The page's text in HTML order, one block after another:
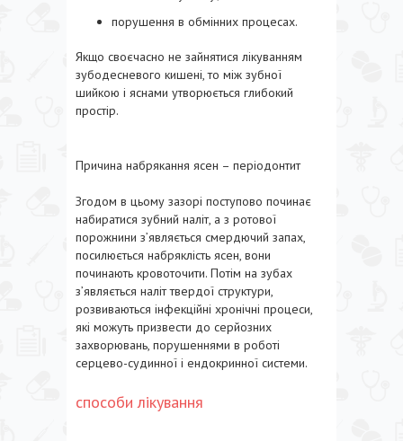
порушення в обмінних процесах.
Якщо своєчасно не зайнятися лікуванням
зубодесневого кишені, то між зубної
шийкою і яснами утворюється глибокий
простір.
Причина набрякання ясен – періодонтит
Згодом в цьому зазорі поступово починає
набиратися зубний наліт, а з ротової
порожнини з’являється смердючий запах,
посилюється набряклість ясен, вони
починають кровоточити. Потім на зубах
з’являється наліт твердої структури,
розвиваються інфекційні хронічні процеси,
які можуть призвести до серйозних
захворювань, порушеннями в роботі
серцево-судинної і ендокринної системи.
способи лікування